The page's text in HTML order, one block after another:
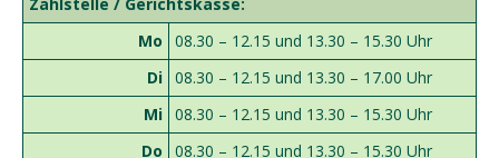
Mo
08.30 – 12.15 und 13.30 – 15.30 Uhr
Di 08.30 – 12.15 und 13.30 – 17.00 Uhr
Mi 08.30 – 12.15 und 13.30 – 15.30 Uhr
Do
08.30 – 12.15 und 13.30 – 15.30 Uhr